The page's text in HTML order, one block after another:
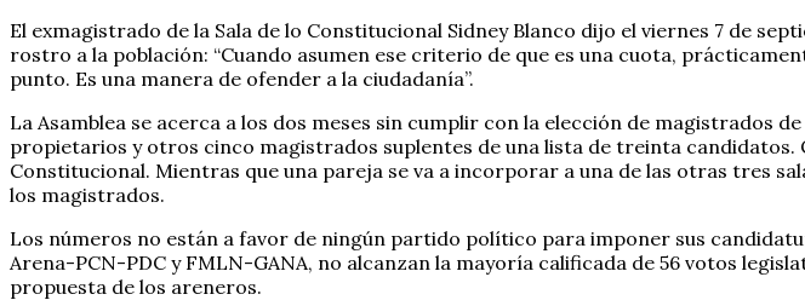
El exmagistrado de la Sala de lo Constitucional Sidney Blanco dijo el viernes 7 de
rostro a la población: “Cuando asumen ese criterio de que es una cuota,
punto. Es una manera de ofender a la ciudadanía”.
La Asamblea se acerca a los dos meses sin cumplir con la elección de magistrados
propietarios y otros cinco magistrados suplentes de una lista de treinta
Constitucional. Mientras que una pareja se va a incorporar a una de las otras tres
los magistrados.
Los números no están a favor de ningún partido político para imponer sus
Arena-PCN-PDC y FMLN-GANA, no alcanzan la mayoría calificada de 56 votos
propuesta de los areneros.